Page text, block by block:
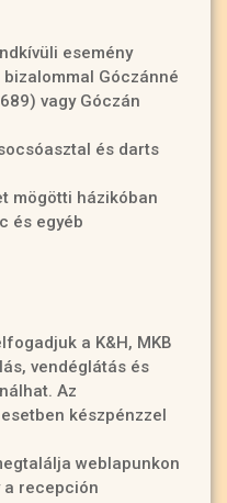
esemény
Góczánné
vagy Góczán
és darts
mögötti házikóban
és egyéb
a K&H, MKB
vendéglátás és
Az
készpénzzel
weblapunkon
a recepción